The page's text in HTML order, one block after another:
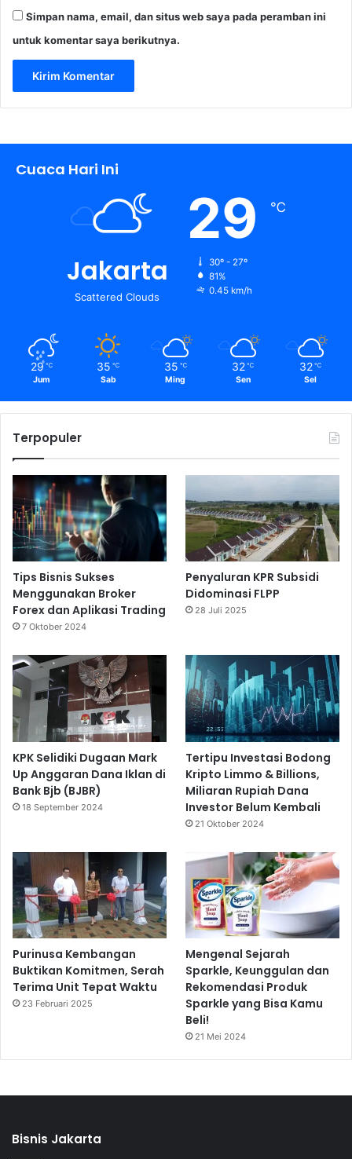
Simpan nama, email, dan situs web saya pada peramban ini
untuk komentar saya berikutnya.
Cuaca Hari Ini
Jakarta
Scattered Clouds
29 ℃
30º - 27º
81%
0.45 km/h
29 ℃
Jum
35 ℃
Sab
35 ℃
Ming
32 ℃
Sen
32 ℃
Sel
Terpopuler
Tips Bisnis Sukses
Menggunakan Broker
Forex dan Aplikasi Trading
7 Oktober 2024
Penyaluran KPR Subsidi
Didominasi FLPP
28 Juli 2025
KPK Selidiki Dugaan Mark
Up Anggaran Dana Iklan di
Bank Bjb (BJBR)
18 September 2024
Tertipu Investasi Bodong
Kripto Limmo & Billions,
Miliaran Rupiah Dana
Investor Belum Kembali
21 Oktober 2024
Purinusa Kembangan
Buktikan Komitmen, Serah
Terima Unit Tepat Waktu
23 Februari 2025
Mengenal Sejarah
Sparkle, Keunggulan dan
Rekomendasi Produk
Sparkle yang Bisa Kamu
Beli!
21 Mei 2024
Bisnis Jakarta